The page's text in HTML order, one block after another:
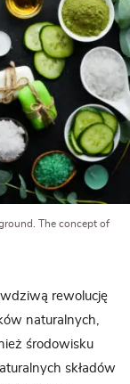
The concept of
rewolucję
naturalnych,
środowisku
składów